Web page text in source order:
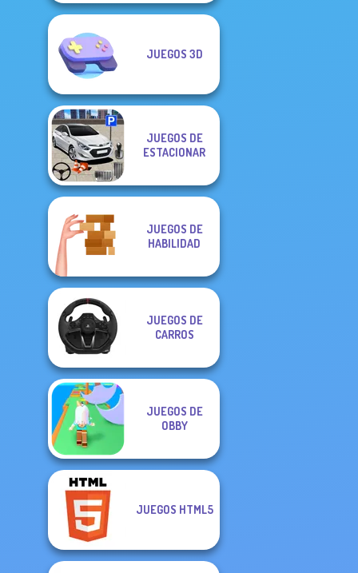
JUEGOS 3D
JUEGOS DE
ESTACIONAR
JUEGOS DE
HABILIDAD
JUEGOS DE
CARROS
JUEGOS DE
OBBY
JUEGOS HTML5